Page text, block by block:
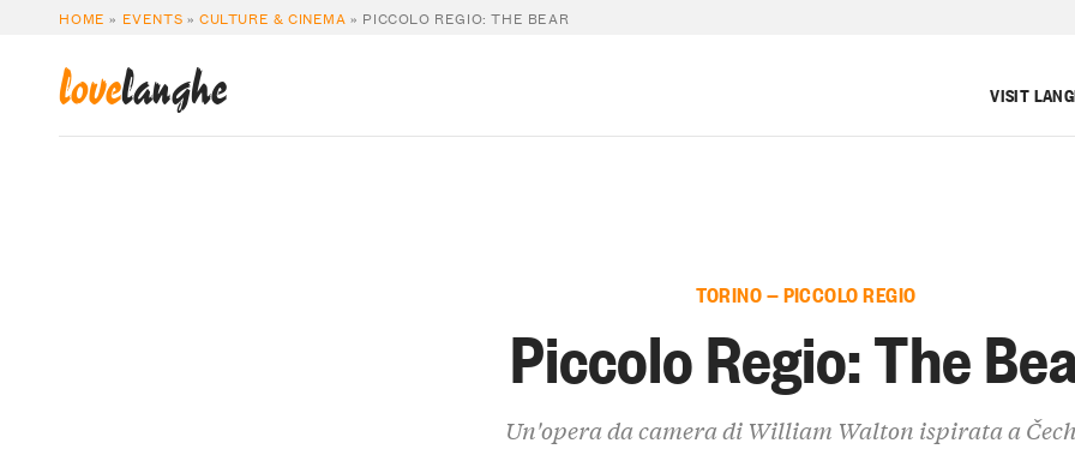
HOME » EVENTS »CULTURE & CINEMA » PICCOLO REGIO: THE BEAR
lovelanghe VISIT
TORINO — PICCOLO REGIO
Piccolo Regio: The
Un'opera da camera di William Walton ispirata a